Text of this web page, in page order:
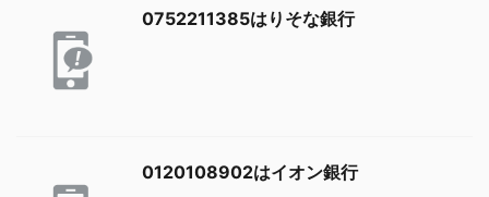
0752211385はりそな銀行
0120108902はイオン銀行